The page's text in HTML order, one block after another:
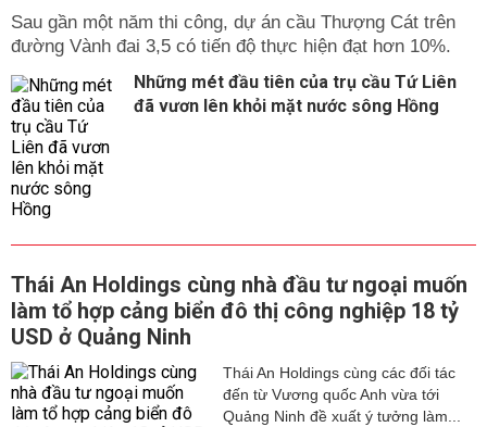
Sau gần một năm thi công, dự án cầu Thượng Cát trên
đường Vành đai 3,5 có tiến độ thực hiện đạt hơn 10%.
Những mét đầu tiên của trụ cầu Tứ Liên
đã vươn lên khỏi mặt nước sông Hồng
Thái An Holdings cùng nhà đầu tư ngoại muốn
làm tổ hợp cảng biển đô thị công nghiệp 18 tỷ
USD ở Quảng Ninh
Thái An Holdings cùng các đối tác
đến từ Vương quốc Anh vừa tới
Quảng Ninh đề xuất ý tưởng làm...